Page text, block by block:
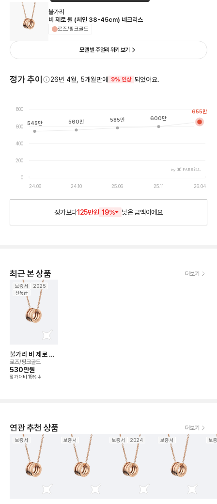
불가리
비 제로 원 (체인 38-45cm) 네크리스
로즈/핑크골드
모델 별 주얼리 위키 보기
정가 추이 26년 4월, 5개월만에 9% 인상 되었어요.
0
200
400
600
800
24.06 24.10 25.06 25.11 26.04
by
545만 560만 585만 600만
655만
정가보다125만원 19% 낮은금액이에요
최근 본 상품 더보기
보증서
2025
신품급
불가리 비 제로 원
(체인 38-45cm)
네크리스
로즈/핑크골드
530만원
정가대비 19%
연관 추천 상품 더보기
보증서 보증서 보증서 2024 보증서 보